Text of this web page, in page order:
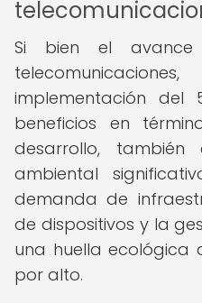
Si bien el avance
implementación del
beneficios en
desarrollo,
ambiental
demanda de
de dispositivos y la
una huella ecológica
por alto.